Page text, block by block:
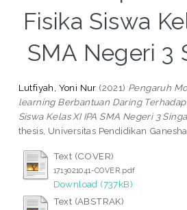
Fisika Siswa
SMA Negeri 3
Lutfiyah, Yoni Nur (2021) Pengaruh
learning Berbantuan Daring
Siswa Kelas XI IPA SMA Negeri 3
thesis, Universitas Pendidikan Ganesha.
Text (COVER)
1713021041-COVER.pdf
Download (737kB)
Text (ABSTRAK)